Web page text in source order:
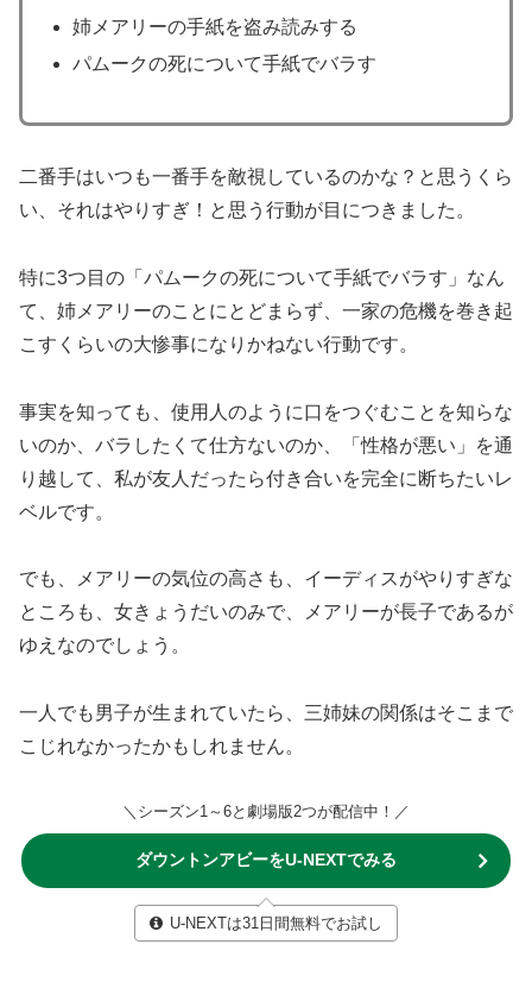
姉メアリーの手紙を盗み読みする
パムークの死について手紙でバラす
二番手はいつも一番手を敵視しているのかな？と思うくら
い、それはやりすぎ！と思う行動が目につきました。
特に3つ目の「パムークの死について手紙でバラす」なん
て、姉メアリーのことにとどまらず、一家の危機を巻き起
こすくらいの大惨事になりかねない行動です。
事実を知っても、使用人のように口をつぐむことを知らな
いのか、バラしたくて仕方ないのか、「性格が悪い」を通
り越して、私が友人だったら付き合いを完全に断ちたいレ
ベルです。
でも、メアリーの気位の高さも、イーディスがやりすぎな
ところも、女きょうだいのみで、メアリーが長子であるが
ゆえなのでしょう。
一人でも男子が生まれていたら、三姉妹の関係はそこまで
こじれなかったかもしれません。
＼シーズン1～6と劇場版2つが配信中！／
ダウントンアビーをU-NEXTでみる
U-NEXTは31日間無料でお試し